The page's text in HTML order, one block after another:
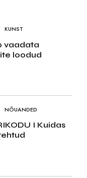
KUNST
vaadata
loodud
NÕUANDED
I Kuidas